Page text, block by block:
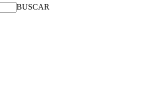
BUSCAR